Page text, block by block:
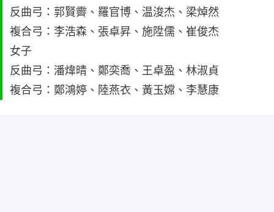
反曲弓：郭賢霽、羅官博、温浚杰、梁焯然
複合弓：李浩森、張卓昇、施陞儒、崔俊杰
女子
反曲弓：潘煒晴、鄭奕喬、王卓盈、林淑貞
複合弓：鄭鴻婷、陸燕衣、黃玉嫦、李慧康